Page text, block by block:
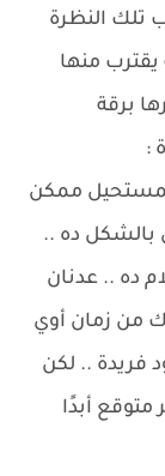
تلك النظرة
يقترب منها
برقة
:
ممكن
بالشكل ده ..
ده .. عدنان
من زمان أوي
فريدة .. لكن
متوقع أبدًا